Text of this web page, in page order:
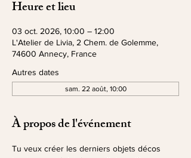
Heure et lieu
03 oct. 2026, 10:00 – 12:00
L'Atelier de Livia, 2 Chem. de Golemme,
74600 Annecy, France
Autres dates
sam. 22 août, 10:00
À propos de l'événement
Tu veux créer les derniers objets décos